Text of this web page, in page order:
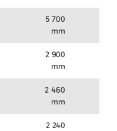
5 700
mm
2 900
mm
2 460
mm
2 240